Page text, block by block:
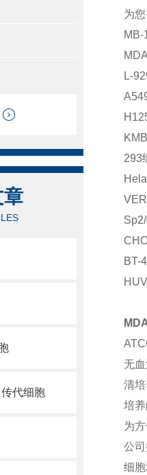
代细胞
为
L-
293
BT-
无
清
培
为
公
细